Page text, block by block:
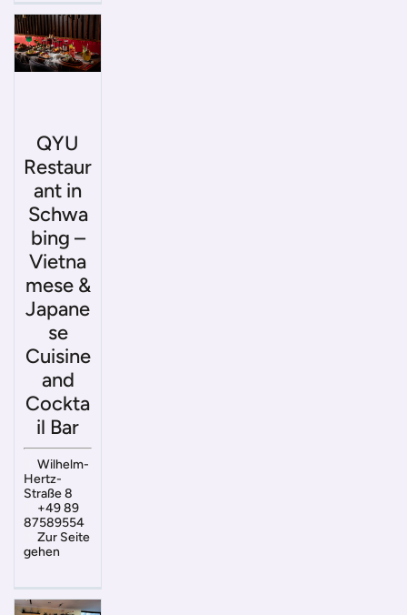
QYU
Restaur
ant in
Schwa
bing –
Vietna
mese &
Japane
se
Cuisine
and
Cockta
il Bar
Wilhelm-
Hertz-
Straße 8
+49 89
87589554
Zur Seite
gehen